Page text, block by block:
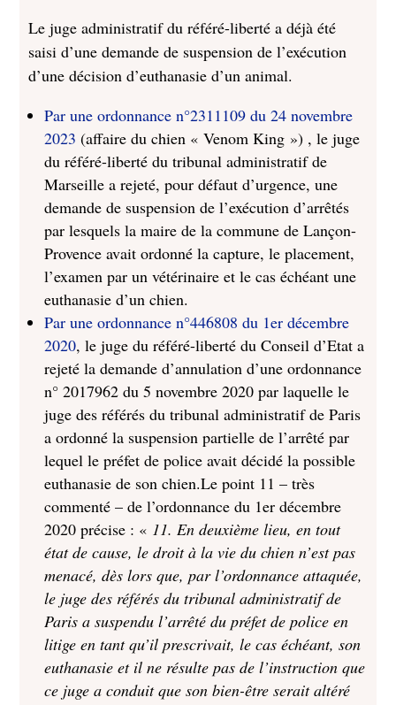
Le juge administratif du référé-liberté a déjà été
saisi d’une demande de suspension de l’exécution
d’une décision d’euthanasie d’un animal.
Par une ordonnance n°2311109 du 24 novembre
2023 (affaire du chien « Venom King ») , le juge
du référé-liberté du tribunal administratif de
Marseille a rejeté, pour défaut d’urgence, une
demande de suspension de l’exécution d’arrêtés
par lesquels la maire de la commune de Lançon-
Provence avait ordonné la capture, le placement,
l’examen par un vétérinaire et le cas échéant une
euthanasie d’un chien.
Par une ordonnance n°446808 du 1er décembre
2020, le juge du référé-liberté du Conseil d’Etat a
rejeté la demande d’annulation d’une ordonnance
n° 2017962 du 5 novembre 2020 par laquelle le
juge des référés du tribunal administratif de Paris
a ordonné la suspension partielle de l’arrêté par
lequel le préfet de police avait décidé la possible
euthanasie de son chien.Le point 11 – très
commenté – de l’ordonnance du 1er décembre
2020 précise : « 11. En deuxième lieu, en tout
état de cause, le droit à la vie du chien n’est pas
menacé, dès lors que, par l’ordonnance attaquée,
le juge des référés du tribunal administratif de
Paris a suspendu l’arrêté du préfet de police en
litige en tant qu’il prescrivait, le cas échéant, son
euthanasie et il ne résulte pas de l’instruction que
ce juge a conduit que son bien-être serait altéré